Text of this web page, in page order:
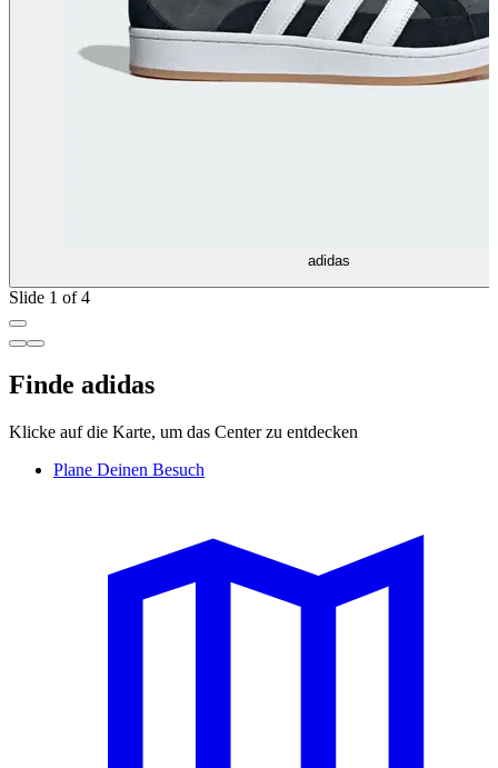
adidas
Slide 1 of 4
Finde adidas
Klicke auf die Karte, um das Center zu entdecken
Plane Deinen Besuch